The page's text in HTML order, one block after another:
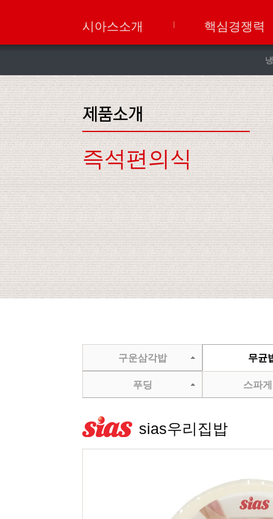
시아스소개 핵심경쟁력
즉석편의식
구운삼각밥 무균
푸딩 스파
sias우리집밥